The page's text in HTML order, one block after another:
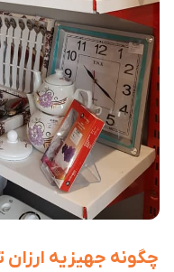
چگونه جهیزیه ارزان